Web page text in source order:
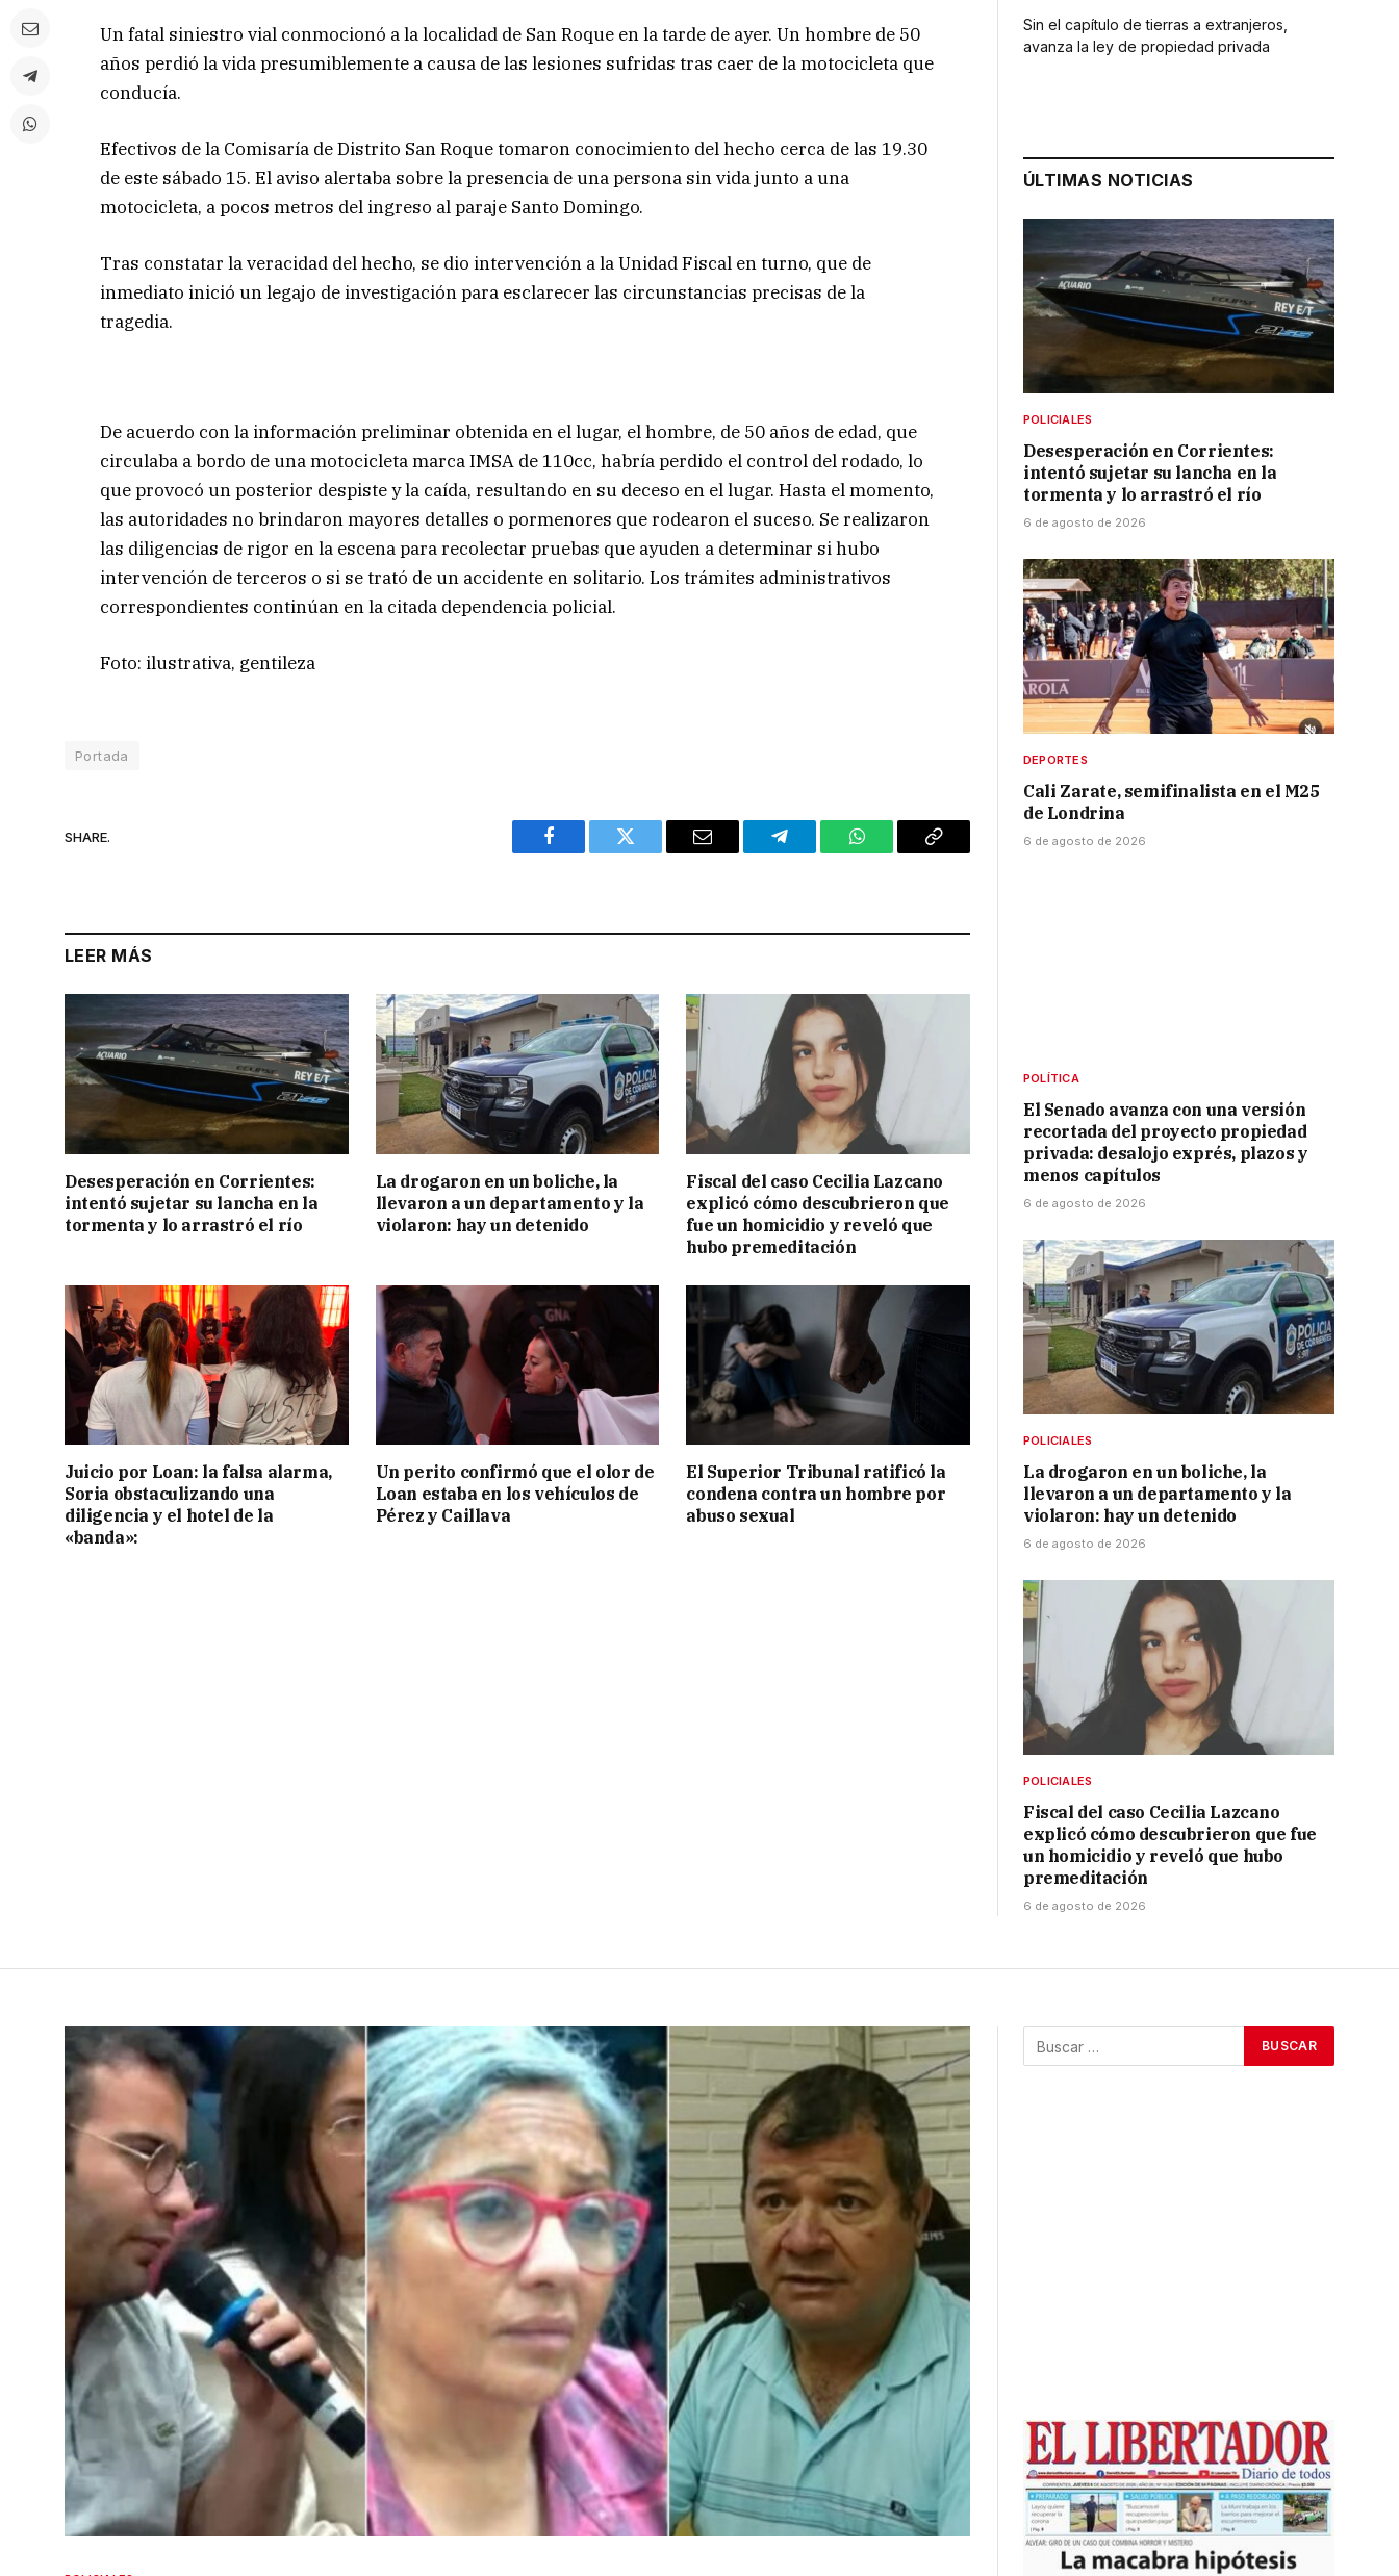
Un fatal siniestro vial conmocionó a la localidad de San Roque en la tarde de ayer. Un hombre de 50
años perdió la vida presumiblemente a causa de las lesiones sufridas tras caer de la motocicleta que
conducía.
Efectivos de la Comisaría de Distrito San Roque tomaron conocimiento del hecho cerca de las 19.30
de este sábado 15. El aviso alertaba sobre la presencia de una persona sin vida junto a una
motocicleta, a pocos metros del ingreso al paraje Santo Domingo.
Tras constatar la veracidad del hecho, se dio intervención a la Unidad Fiscal en turno, que de
inmediato inició un legajo de investigación para esclarecer las circunstancias precisas de la
tragedia.
De acuerdo con la información preliminar obtenida en el lugar, el hombre, de 50 años de edad, que
circulaba a bordo de una motocicleta marca IMSA de 110cc, habría perdido el control del rodado, lo
que provocó un posterior despiste y la caída, resultando en su deceso en el lugar. Hasta el momento,
las autoridades no brindaron mayores detalles o pormenores que rodearon el suceso. Se realizaron
las diligencias de rigor en la escena para recolectar pruebas que ayuden a determinar si hubo
intervención de terceros o si se trató de un accidente en solitario. Los trámites administrativos
correspondientes continúan en la citada dependencia policial.
Foto: ilustrativa, gentileza
Portada
SHARE.
Facebook Twitter Email Telegram WhatsAppCopy
LEER MÁS
Desesperación en Corrientes:
intentó sujetar su lancha en la
tormenta y lo arrastró el río
La drogaron en un boliche, la
llevaron a un departamento y la
violaron: hay un detenido
Fiscal del caso Cecilia Lazcano
explicó cómo descubrieron que
fue un homicidio y reveló que
hubo premeditación
Juicio por Loan: la falsa alarma,
Soria obstaculizando una
diligencia y el hotel de la
«banda»:
Un perito confirmó que el olor de
Loan estaba en los vehículos de
Pérez y Caillava
El Superior Tribunal ratificó la
condena contra un hombre por
abuso sexual
Sin el capítulo de tierras a extranjeros,
avanza la ley de propiedad privada
ÚLTIMAS NOTICIAS
POLICIALES
Desesperación en Corrientes:
intentó sujetar su lancha en la
tormenta y lo arrastró el río
6 de agosto de 2026
DEPORTES
Cali Zarate, semifinalista en el M25
de Londrina
6 de agosto de 2026
POLÍTICA
El Senado avanza con una versión
recortada del proyecto propiedad
privada: desalojo exprés, plazos y
menos capítulos
6 de agosto de 2026
POLICIALES
La drogaron en un boliche, la
llevaron a un departamento y la
violaron: hay un detenido
6 de agosto de 2026
POLICIALES
Fiscal del caso Cecilia Lazcano
explicó cómo descubrieron que fue
un homicidio y reveló que hubo
premeditación
6 de agosto de 2026